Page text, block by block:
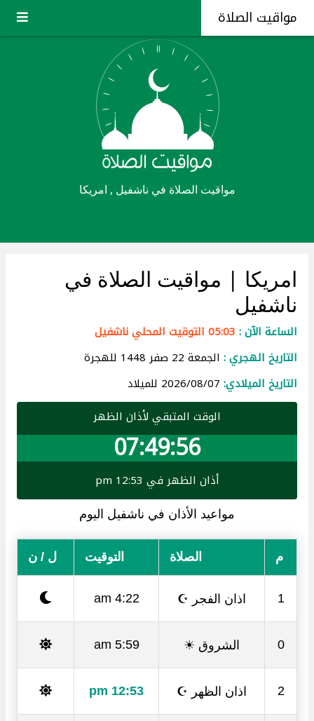
مواقيت الصلاة
مواقيت الصلاة في ناشفيل , امريكا
امريكا | مواقيت الصلاة في
ناشفيل
الساعة الآن : 05:03 التوقيت المحلي ناشفيل
التاريخ الهجري : الجمعة 22 صفر 1448 للهجرة
التاريخ الميلادي:
الوقت المتبقي لأذان الظهر
07:49:55
أذان الظهر في 12:53 pm
مواعيد الأذان في ناشفيل اليوم
م الصلاة التوقيت ل / ن
1 اذان الفجر ☪ 4:22 am
0 الشروق ☀ 5:59 am
2 اذان الظهر ☪ 12:53 pm